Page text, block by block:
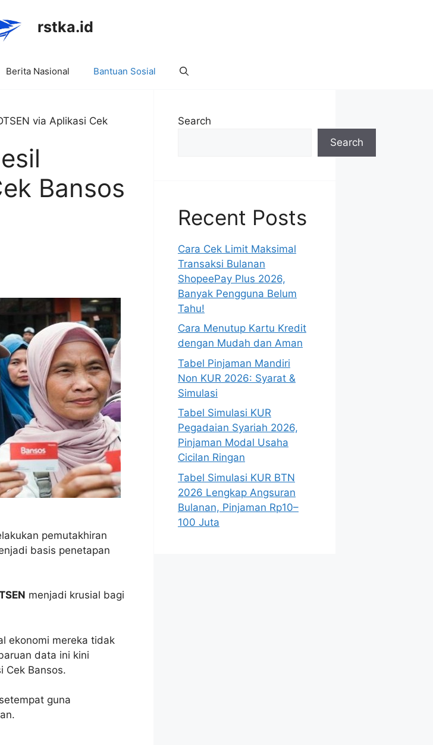
rstka.id
Berita Nasional Bantuan Sosial
via Aplikasi Cek
Bansos
pemutakhiran
basis penetapan
menjadi krusial bagi
ekonomi mereka tidak
data ini kini
Cek Bansos.
guna
Search
Search
Recent Posts
Cara Cek Limit Maksimal
Transaksi Bulanan
ShopeePay Plus 2026,
Banyak Pengguna Belum
Tahu!
Cara Menutup Kartu Kredit
dengan Mudah dan Aman
Tabel Pinjaman Mandiri
Non KUR 2026: Syarat &
Simulasi
Tabel Simulasi KUR
Pegadaian Syariah 2026,
Pinjaman Modal Usaha
Cicilan Ringan
Tabel Simulasi KUR BTN
2026 Lengkap Angsuran
Bulanan, Pinjaman Rp10–
100 Juta